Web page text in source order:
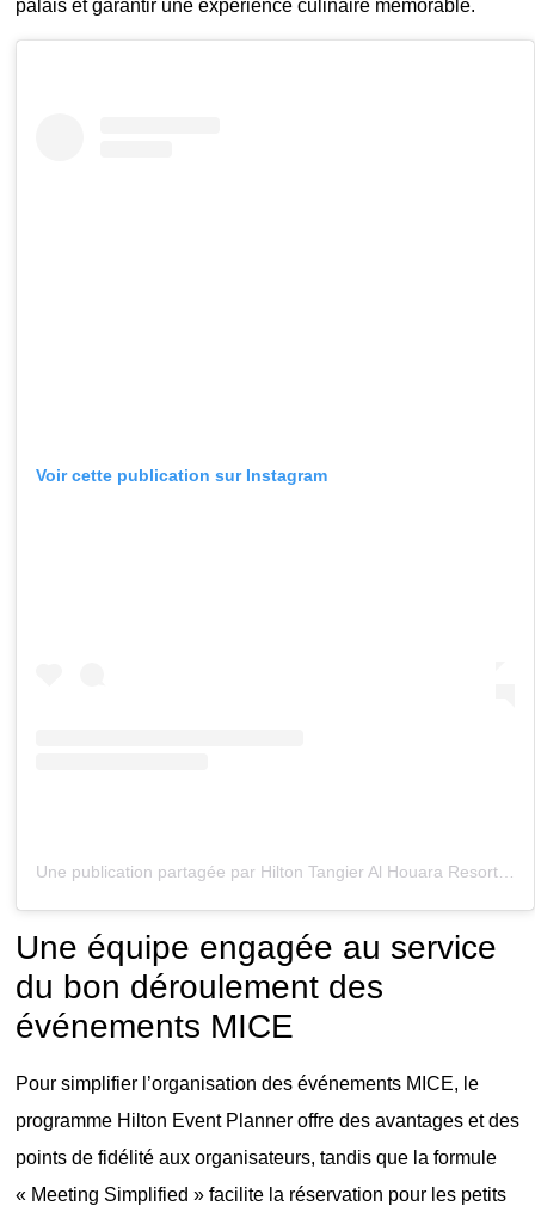
palais et garantir une expérience culinaire mémorable.
Voir cette publication sur Instagram
Une publication partagée par Hilton Tangier Al Houara Resort & Spa (@hiltontangieralhouara)
Une équipe engagée au service
du bon déroulement des
événements MICE
Pour simplifier l’organisation des événements MICE, le
programme Hilton Event Planner offre des avantages et des
points de fidélité aux organisateurs, tandis que la formule
« Meeting Simplified » facilite la réservation pour les petits